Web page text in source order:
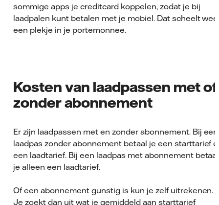
sommige apps je creditcard koppelen, zodat je bij
laadpalen kunt betalen met je mobiel. Dat scheelt
een plekje in je portemonnee.
Kosten van laadpassen met of
zonder abonnement
Er zijn laadpassen met en zonder abonnement. Bij een
laadpas zonder abonnement betaal je een starttarief
een laadtarief. Bij een laadpas met abonnement betaal
je alleen een laadtarief.
Of een abonnement gunstig is kun je zelf uitrekenen.
Je zoekt dan uit wat je gemiddeld aan starttarief